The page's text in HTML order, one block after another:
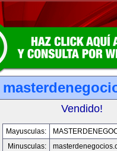
Vendido!
Mayusculas:
Minusculas: